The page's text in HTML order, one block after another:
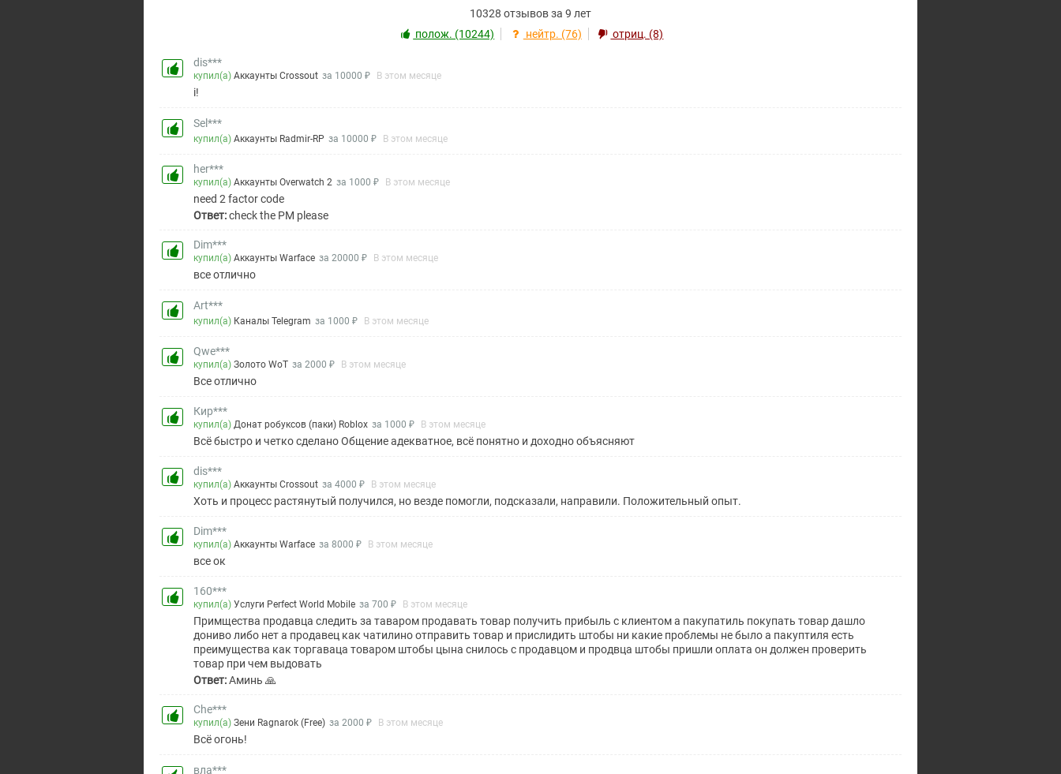
10328 отзывов за 9 лет
полож. (10244)
нейтр. (76) отриц. (8)
dis***
купил(а)Аккаунты Crossout за 10000 ₽ В этом месяце
i!
Sel***
купил(а)Аккаунты Radmir-RP за 10000 ₽ В этом месяце
her***
купил(а)Аккаунты Overwatch 2 за 1000 ₽ В этом месяце
need 2 factor code
Ответ:check the PM please
Dim***
купил(а)Аккаунты Warface за 20000 ₽ В этом месяце
все отлично
Art***
купил(а) Каналы Telegram за 1000 ₽ В этом месяце
Qwe***
купил(а)Золото WoT за 2000 ₽ В этом месяце
Все отлично
Кир***
купил(а)Донат робуксов (паки) Roblox за 1000 ₽ В этом месяце
Всё быстро и четко сделано Общение адекватное, всё понятно и доходно объясняют
dis***
купил(а)Аккаунты Crossout за 4000 ₽ В этом месяце
Хоть и процесс растянутый получился, но везде помогли, подсказали, направили. Положительный опыт.
Dim***
купил(а)Аккаунты Warface за 8000 ₽ В этом месяце
все ок
160***
купил(а)Услуги Perfect World Mobile за 700 ₽ В этом месяце
Примщества продавца следить за таваром продавать товар получить прибыль с клиентом а пакупатиль покупать товар дашло
дониво либо нет а продавец как чатилино отправить товар и прислидить штобы ни какие проблемы не было а пакуптиля есть
преимущества как торгаваца товаром штобы цына снилось с продавцом и продвца штобы пришли оплата он должен проверить
товар при чем выдовать
Ответ:Аминь 🙏
Che***
купил(а)Зени Ragnarok (Free) за 2000 ₽ В этом месяце
Всё огонь!
вла***